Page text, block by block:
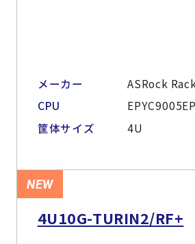
メーカー
ASRock Rack
CPU
筐体サイズ
4U
NEW
4U10G-TURIN2/RF+